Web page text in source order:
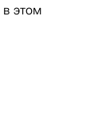
в этом